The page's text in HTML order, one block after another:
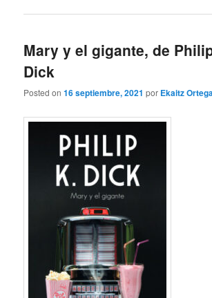
Mary y el gigante, de
Dick
Posted on16 septiembre, 2021 por Ekaitz